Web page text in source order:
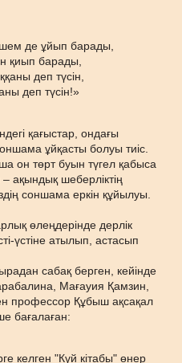
де ұйып барады,
қиып барады,
деп түсін,
деп түсін!»
қағыстар, ондағы
ұйқасты болуы тиіс.
он төрт буын түгел қабыса
ақындық шеберліктің
соншама еркін құйылуы.
өлеңдерінде дерлік
үстіне атылып, астасып
сабақ берген, кейінде
Мағауия Қамзин,
профессор Құбыш ақсақал
бағалаған:
келген "Күй кітабы" өнер